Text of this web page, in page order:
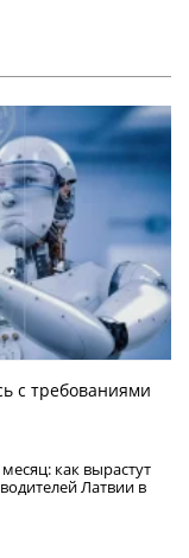
с требованиями
как вырастут
Латвии в